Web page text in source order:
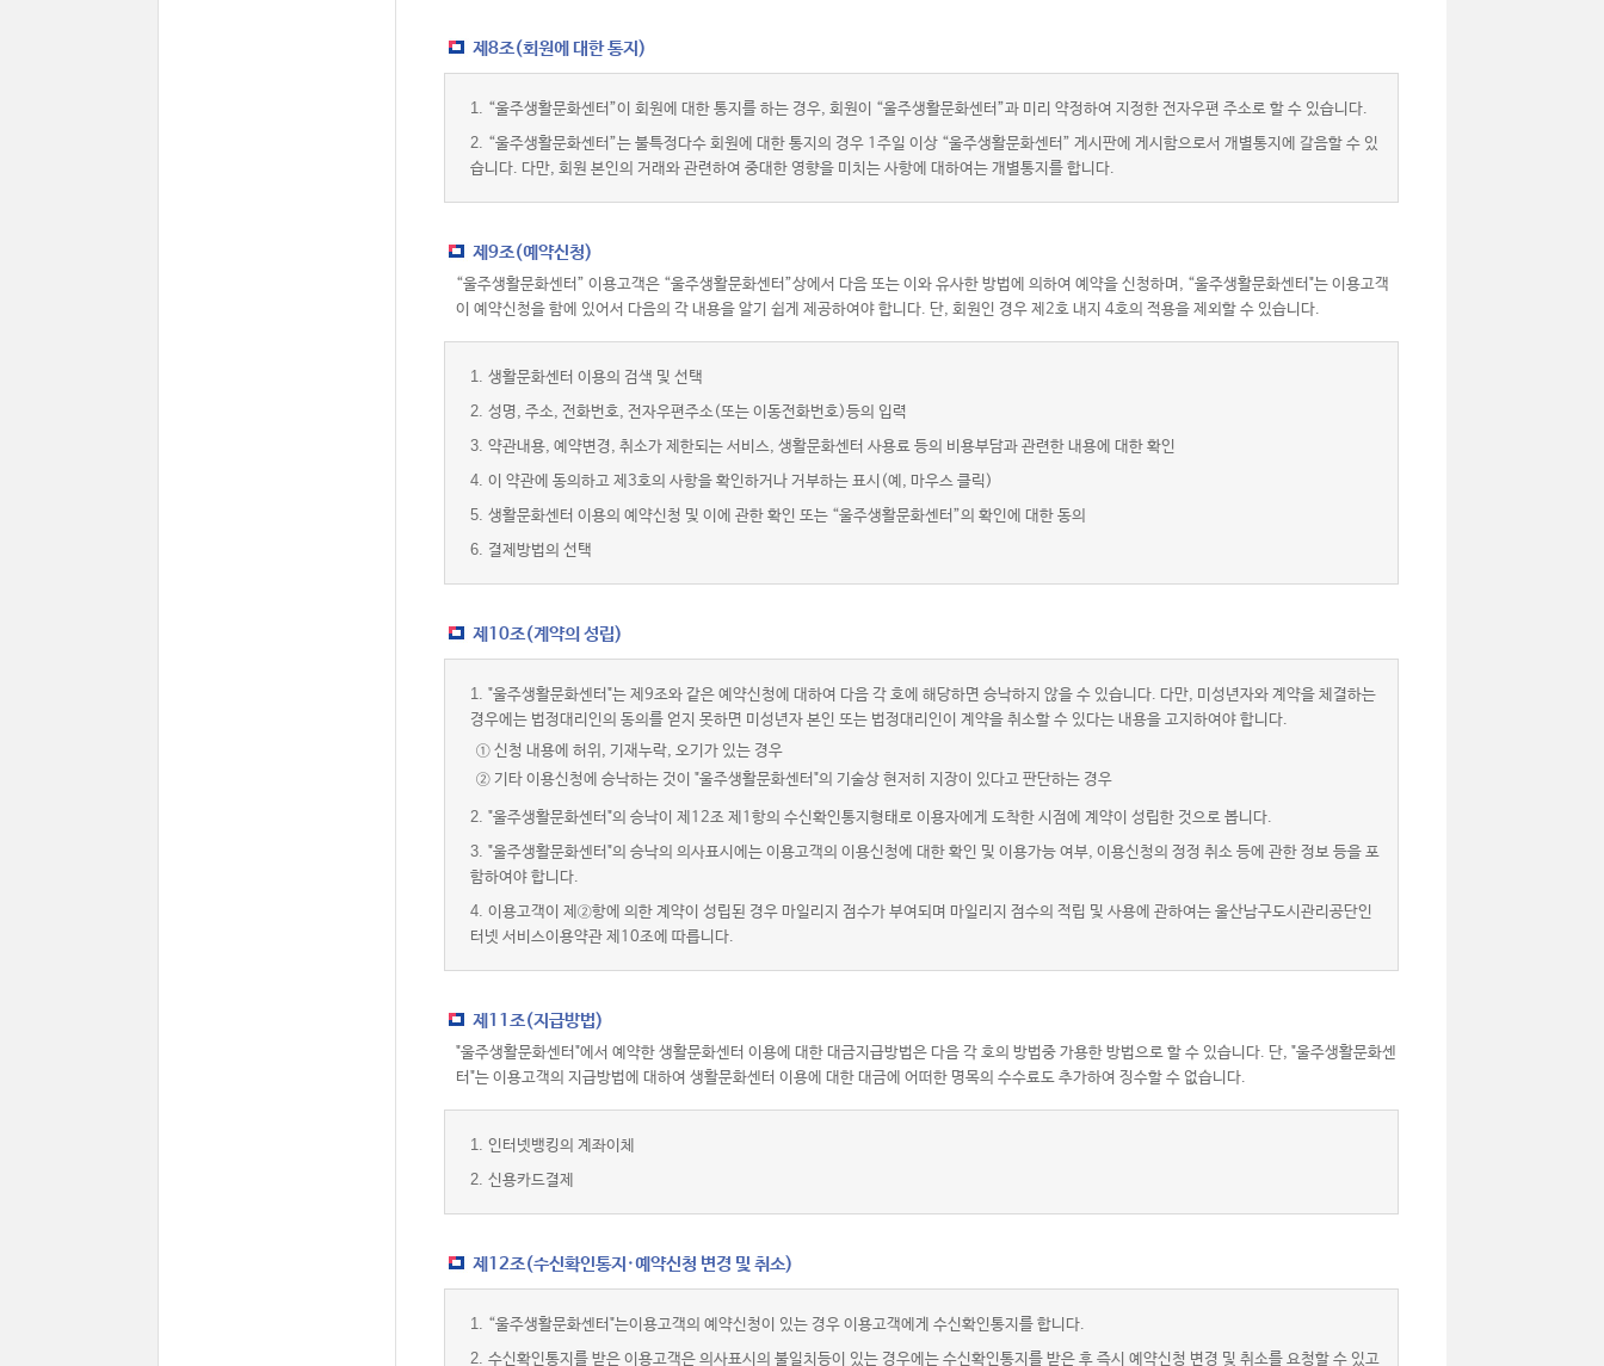
제8조(회원에 대한 통지)
1. “울주생활문화센터”이 회원에 대한 통지를 하는 경우, 회원이 “울주생활문화센터”과 미리 약정하여 지정한 전자우편 주소로 할 수 있습니다.
2. “울주생활문화센터”는 불특정다수 회원에 대한 통지의 경우 1주일 이상 “울주생활문화센터” 게시판에 게시함으로서 개별통지에 갈음할 수 있
습니다. 다만, 회원 본인의 거래와 관련하여 중대한 영향을 미치는 사항에 대하여는 개별통지를 합니다.
제9조(예약신청)
“울주생활문화센터” 이용고객은 “울주생활문화센터”상에서 다음 또는 이와 유사한 방법에 의하여 예약을 신청하며, “울주생활문화센터"는 이용고객
이 예약신청을 함에 있어서 다음의 각 내용을 알기 쉽게 제공하여야 합니다. 단, 회원인 경우 제2호 내지 4호의 적용을 제외할 수 있습니다.
1. 생활문화센터 이용의 검색 및 선택
2. 성명, 주소, 전화번호, 전자우편주소(또는 이동전화번호)등의 입력
3. 약관내용, 예약변경, 취소가 제한되는 서비스, 생활문화센터 사용료 등의 비용부담과 관련한 내용에 대한 확인
4. 이 약관에 동의하고 제3호의 사항을 확인하거나 거부하는 표시(예, 마우스 클릭)
5. 생활문화센터 이용의 예약신청 및 이에 관한 확인 또는 “울주생활문화센터”의 확인에 대한 동의
6. 결제방법의 선택
제10조(계약의 성립)
1. "울주생활문화센터"는 제9조와 같은 예약신청에 대하여 다음 각 호에 해당하면 승낙하지 않을 수 있습니다. 다만, 미성년자와 계약을 체결하는
경우에는 법정대리인의 동의를 얻지 못하면 미성년자 본인 또는 법정대리인이 계약을 취소할 수 있다는 내용을 고지하여야 합니다.
① 신청 내용에 허위, 기재누락, 오기가 있는 경우
② 기타 이용신청에 승낙하는 것이 "울주생활문화센터"의 기술상 현저히 지장이 있다고 판단하는 경우
2. "울주생활문화센터"의 승낙이 제12조 제1항의 수신확인통지형태로 이용자에게 도착한 시점에 계약이 성립한 것으로 봅니다.
3. "울주생활문화센터"의 승낙의 의사표시에는 이용고객의 이용신청에 대한 확인 및 이용가능 여부, 이용신청의 정정 취소 등에 관한 정보 등을 포
함하여야 합니다.
4. 이용고객이 제②항에 의한 계약이 성립된 경우 마일리지 점수가 부여되며 마일리지 점수의 적립 및 사용에 관하여는 울산남구도시관리공단인
터넷 서비스이용약관 제10조에 따릅니다.
제11조(지급방법)
"울주생활문화센터"에서 예약한 생활문화센터 이용에 대한 대금지급방법은 다음 각 호의 방법중 가용한 방법으로 할 수 있습니다. 단, "울주생활문화센
터"는 이용고객의 지급방법에 대하여 생활문화센터 이용에 대한 대금에 어떠한 명목의 수수료도 추가하여 징수할 수 없습니다.
1. 인터넷뱅킹의 계좌이체
2. 신용카드결제
제12조(수신확인통지·예약신청 변경 및 취소)
1. “울주생활문화센터"는이용고객의 예약신청이 있는 경우 이용고객에게 수신확인통지를 합니다.
2. 수신확인통지를 받은 이용고객은 의사표시의 불일치등이 있는 경우에는 수신확인통지를 받은 후 즉시 예약신청 변경 및 취소를 요청할 수 있고